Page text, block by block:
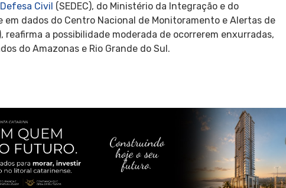
Civil (SEDEC), do Ministério da Integração e do
em dados do Centro Nacional de Monitoramento e Alertas de
reafirma a possibilidade moderada de ocorrerem enxurradas,
do Amazonas e Rio Grande do Sul.